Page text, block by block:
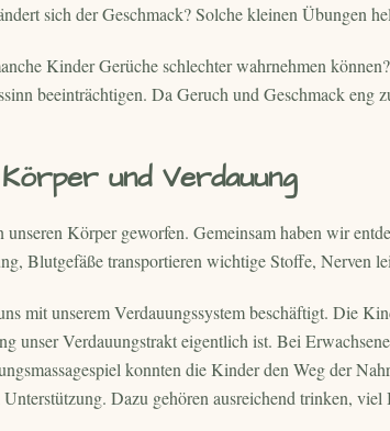
sich der Geschmack? Solche kleinen Übungen
Kinder Gerüche schlechter wahrnehmen
beeinträchtigen. Da Geruch und Geschmack eng
und Verdauung
Körper geworfen. Gemeinsam haben wir
Blutgefäße transportieren wichtige Stoffe, Nerven
mit unserem Verdauungssystem beschäftigt. Die
unser Verdauungstrakt eigentlich ist. Bei
konnten die Kinder den Weg der
Dazu gehören ausreichend trinken,